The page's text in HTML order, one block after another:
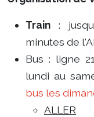
Train :
minutes de
Bus : ligne
lundi au
bus les
ALLER